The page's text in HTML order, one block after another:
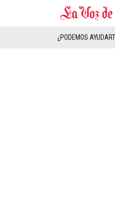
¿PODEMOS